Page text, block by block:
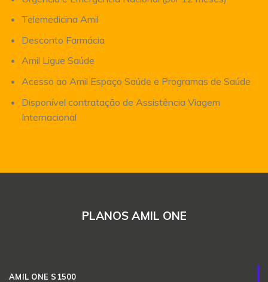
Telemedicina Amil
Desconto Farmácia
Amil Ligue Saúde
Acesso ao Amil Espaço Saúde e Programas de Saúde
Disponível contratação de Assistência Viagem
Internacional
PLANOS AMIL ONE
AMIL ONE S1500